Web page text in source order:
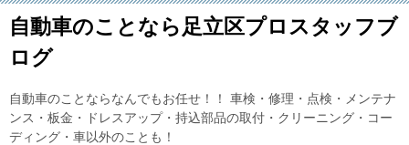
自動車のことなら足立区プロスタッフブ
ログ
自動車のことならなんでもお任せ！！ 車検・修理・点検・メンテナ
ンス・板金・ドレスアップ・持込部品の取付・クリーニング・コー
ディング・車以外のことも！